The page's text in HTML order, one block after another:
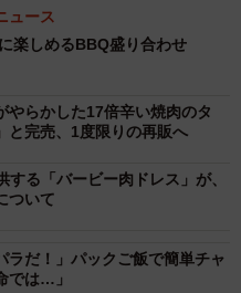
ュース
楽しめるBBQ盛り合わせ
やらかした17倍辛い焼肉のタ
完売、1度限りの再販へ
る「バービー肉ドレス」が、
ついて
ラだ！」パックご飯で簡単チャ
では…」